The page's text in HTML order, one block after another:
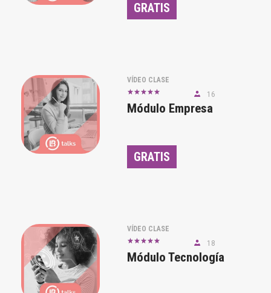
GRATIS
VÍDEO CLASE
16
Módulo Empresa
GRATIS
VÍDEO CLASE
18
Módulo Tecnología